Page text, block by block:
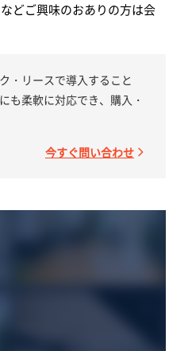
どご興味のおありの方は会
・リースで導入すること
も柔軟に対応でき、購入・
今すぐ問い合わせ